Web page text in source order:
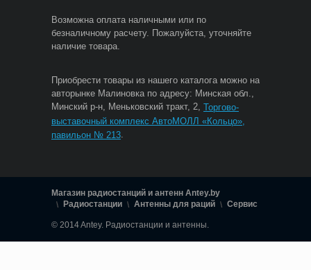
Возможна оплата наличными или по
безналичному расчету. Пожалуйста, уточняйте
наличие товара.
Приобрести товары из нашего каталога можно на
авторынке Малиновка по адресу: Минская обл.,
Минский р-н, Меньковский тракт, 2, Торгово-
выставочный комплекс АвтоМОЛЛ «Кольцо»,
павильон № 213.
Магазин радиостанций и антенн Antey.by
Радиостанции
Антенны для раций Сервис
© 2014 Antey. Радиостанции и антенны.